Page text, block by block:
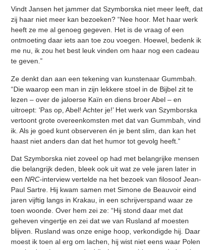
Vindt Jansen het jammer dat Szymborska niet meer leeft, dat
zij haar niet meer kan bezoeken? “Nee hoor. Met haar werk
heeft ze me al genoeg gegeven. Het is de vraag of een
ontmoeting daar iets aan toe zou voegen. Hoewel, bedenk ik
me nu, ik zou het best leuk vinden om haar nog een cadeau
te geven.”
Ze denkt dan aan een tekening van kunstenaar Gummbah.
“Die waarop een man in zijn lekkere stoel in de Bijbel zit te
lezen – over de jaloerse Kaïn en diens broer Abel – en
uitroept: ‘Pas op, Abel! Achter je!’ Het werk van Szymborska
vertoont grote overeenkomsten met dat van Gummbah, vind
ik. Als je goed kunt observeren én je bent slim, dan kan het
haast niet anders dan dat het humor tot gevolg heeft.”
Dat Szymborska niet zoveel op had met belangrijke mensen
die belangrijk deden, bleek ook uit wat ze vele jaren later in
eenNRC-interview vertelde na het bezoek van filosoof Jean-
Paul Sartre. Hij kwam samen met Simone de Beauvoir eind
jaren vijftig langs in Krakau, in een schrijverspand waar ze
toen woonde. Over hem zei ze: “Hij stond daar met dat
geheven vingertje en zei dat we van Rusland af moesten
blijven. Rusland was onze enige hoop, verkondigde hij. Daar
moest ik toen al erg om lachen, hij wist niet eens waar Polen